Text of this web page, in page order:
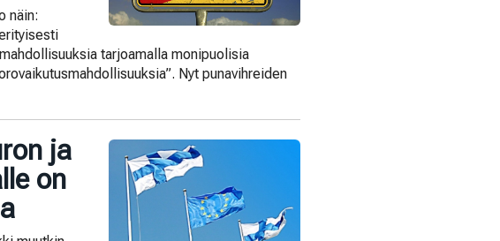
näin:
tarjoamalla monipuolisia
Nyt punavihreiden
ja
on